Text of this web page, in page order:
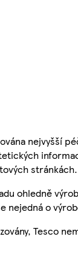
nejvyšší
stránkách.
ohledně
nejedná o
Tesco